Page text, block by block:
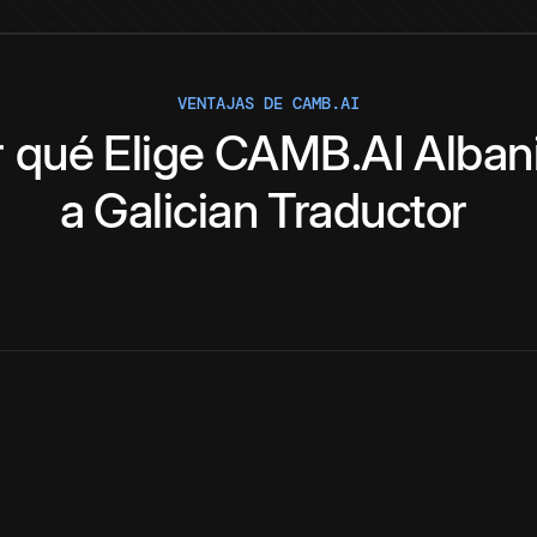
VENTAJAS DE CAMB.AI
qué Elige CAMB.AI
a Galician Traductor